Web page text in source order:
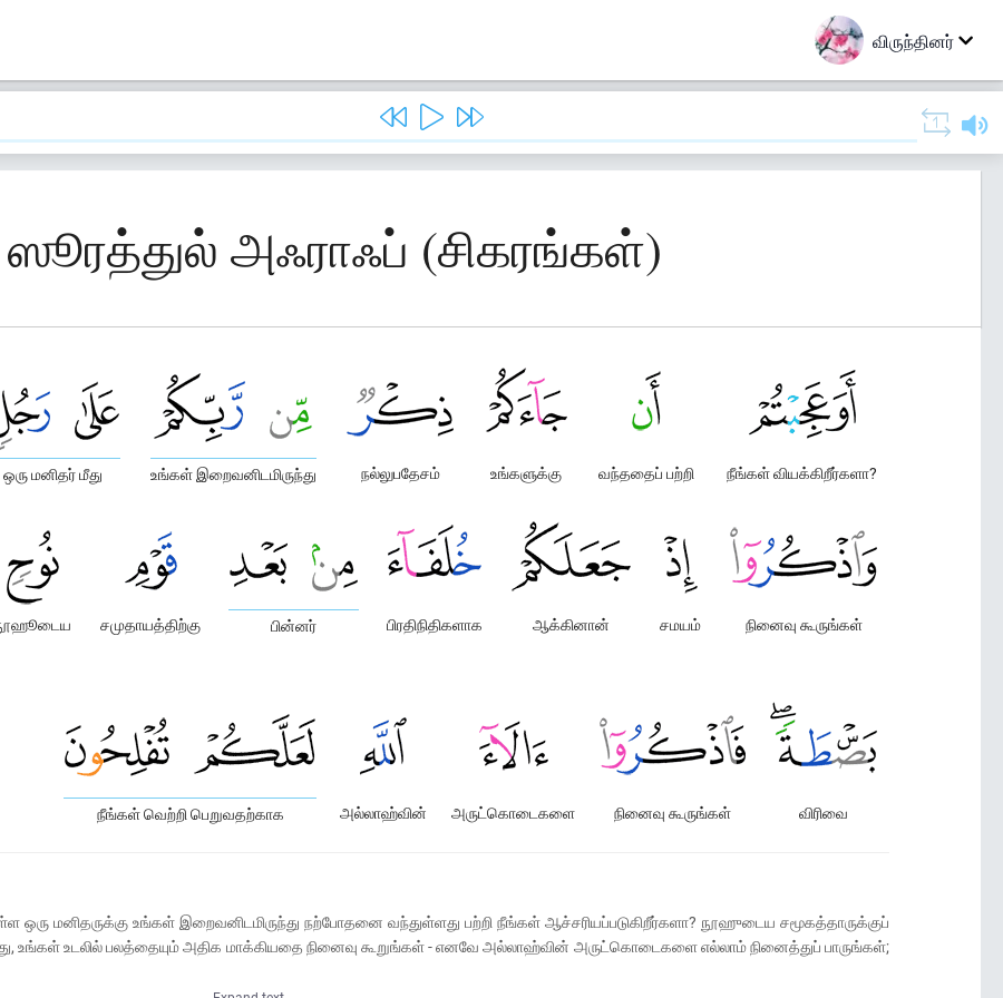
விருந்தினர்
ஸூரத்துல் அஃராஃப் (சிகரங்கள்)
நீங்கள் வியக்கிறீர்களா?
வந்ததைப் பற்றி
உங்களுக்கு
நல்லுபதேசம்
உங்கள் இறைவனிடமிருந்து
ஒரு மனிதர் மீது
நினைவு கூருங்கள்
சமயம்
ஆக்கினான்
பிரதிநிதிகளாக
பின்னர்
சமுதாயத்திற்கு
விரிவை
நினைவு கூருங்கள்
அருட்கொடைகளை
அல்லாஹ்வின்
நீங்கள் வெற்றி பெறுவதற்காக
ஒரு மனிதருக்கு உங்கள் இறைவனிடமிருந்து நற்போதனை வந்துள்ளது பற்றி நீங்கள் ஆச்சரியப்படுகிறீர்களா? நூஹுடைய சமூகத்தாருக்குப்
உங்கள் உடலில் பலத்தையும் அதிக மாக்கியதை நினைவு கூறுங்கள் - எனவே அல்லாஹ்வின் அருட்கொடைகளை எல்லாம் நினைத்துப் பாருங்கள்;